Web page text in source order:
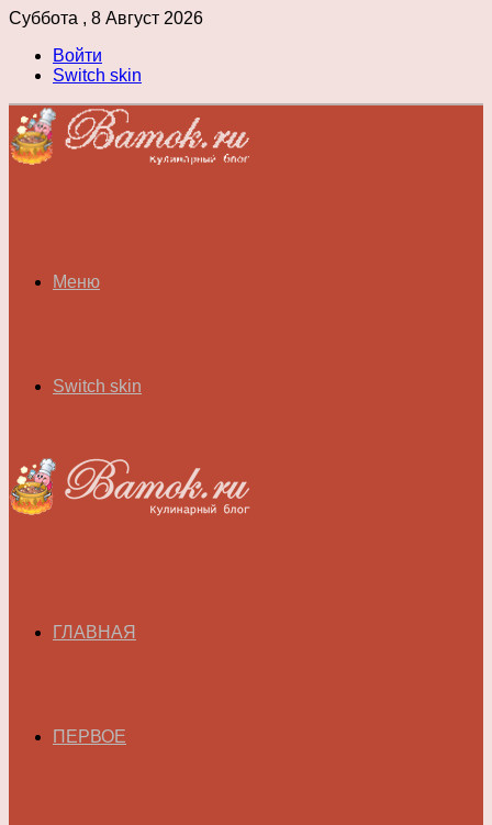
Суббота , 8 Август 2026
Войти
Switch skin
Меню
Switch skin
ГЛАВНАЯ
ПЕРВОЕ